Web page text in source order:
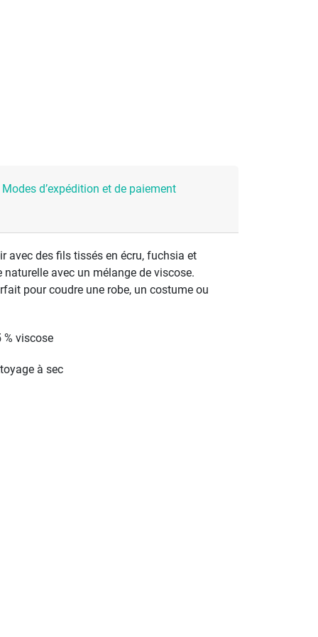
Modes d’expédition et de paiement
avec des fils tissés en écru, fuchsia et
avec un mélange de viscose.
pour coudre une robe, un costume ou
% viscose
à sec